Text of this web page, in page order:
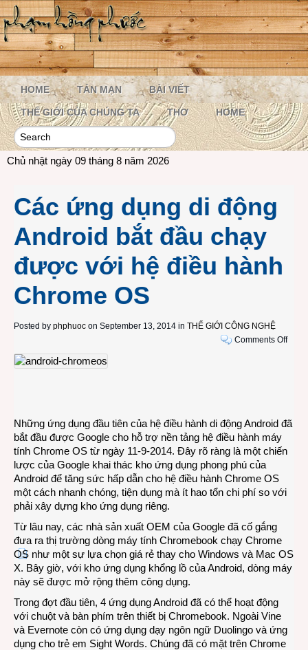
HOME TẢN MẠN BÀI VIẾT
THẾ GIỚI CỦA CHÚNG TA THƠ HOME
Chủ nhật ngày 09 tháng 8 năm 2026
Các ứng dụng di động
Android bắt đầu chạy
được với hệ điều hành
Chrome OS
Posted by phphuoc on September 13, 2014 in THẾ GIỚI CÔNG NGHỆ
Comments Offon
đầu
OS
Những ứng dụng đầu tiên của hệ điều hành di động Android đã
bắt đầu được Google cho hỗ trợ nền tảng hệ điều hành máy
tính Chrome OS từ ngày 11-9-2014. Đây rõ ràng là một chiến
lược của Google khai thác kho ứng dụng phong phú của
Android để tăng sức hấp dẫn cho hệ điều hành Chrome OS
một cách nhanh chóng, tiện dụng mà ít hao tổn chi phí so với
phải xây dựng kho ứng dụng riêng.
Từ lâu nay, các nhà sản xuất OEM của Google đã cố gắng
đưa ra thị trường dòng máy tính Chromebook chạy Chrome
OS như một sự lựa chọn giá rẻ thay cho Windows và Mac OS
X. Bây giờ, với kho ứng dụng khổng lồ của Android, dòng máy
này sẽ được mở rộng thêm công dụng.
Trong đợt đầu tiên, 4 ứng dụng Android đã có thể hoạt động
với chuột và bàn phím trên thiết bị Chromebook. Ngoài Vine
và Evernote còn có ứng dụng dạy ngôn ngữ Duolingo và ứng
dụng cho trẻ em Sight Words. Chúng đã có mặt trên Chrome